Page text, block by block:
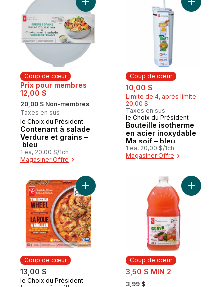
Coup de cœur
Prix pour membres
12,00 $
, formerly:
20,00 $ Non-membres
Taxes en sus
Coup de cœur
le Choix du Président
Contenant à salade
Verdure et grains –
bleu
1 ea, 20,00 $/1ch
Magasiner Offre
Ajouter Contenant à salade Verdure et
Coup de cœur
sale:
10,00 $
Limite de 4, après limite
20,00 $
Taxes en sus
Coup de cœur
le Choix du Président
Bouteille isotherme
en acier inoxydable
Ma soif – bleu
1 ea, 20,00 $/1ch
Magasiner Offre
Ajouter
Coup de cœur
13,00 $
Coup de cœur
le Choix du Président
Ajouter La roue à griller crevettes au chili
Coup de cœur
sale:
3,50 $ MIN 2
, formerly:
3,99 $
Ajouter